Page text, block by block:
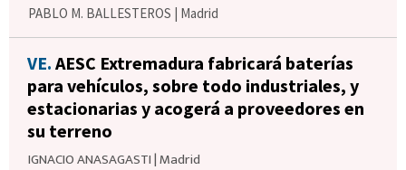
PABLO M. BALLESTEROS | Madrid
VE. AESC Extremadura fabricará baterías
para vehículos, sobre todo industriales, y
estacionarias y acogerá a proveedores en
su terreno
IGNACIO ANASAGASTI|Madrid